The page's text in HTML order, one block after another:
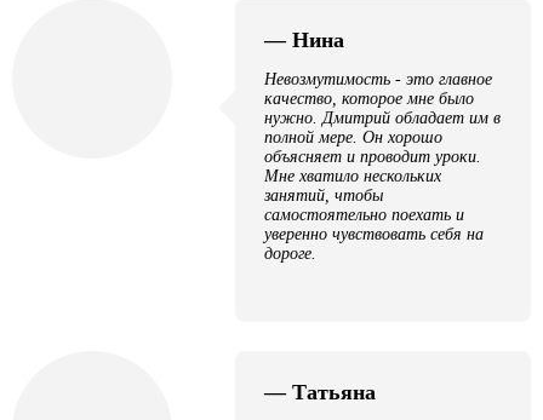
— Нина
Невозмутимость - это главное
качество, которое мне было
нужно. Дмитрий обладает им в
полной мере. Он хорошо
объясняет и проводит уроки.
Мне хватило нескольких
занятий, чтобы
самостоятельно поехать и
уверенно чувствовать себя на
дороге.
— Татьяна